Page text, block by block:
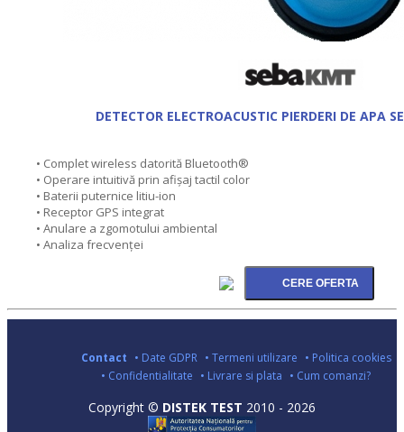
DETECTOR ELECTROACUSTIC PIERDERI DE APA
• Complet wireless datorită Bluetooth®
• Operare intuitivă prin afișaj tactil color
• Baterii puternice litiu-ion
• Receptor GPS integrat
• Anulare a zgomotului ambiental
• Analiza frecvenţei
Contact • Date GDPR • Termeni utilizare • Politica cookies
• Confidentialitate • Livrare si plata • Cum comanzi?
Copyright © DISTEK TEST 2010 - 2026